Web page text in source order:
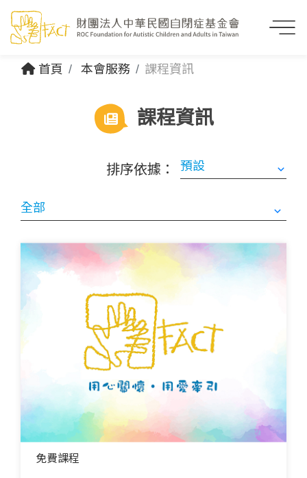
首頁 本會服務 課程資訊
課程資訊
排序依據：
免費課程